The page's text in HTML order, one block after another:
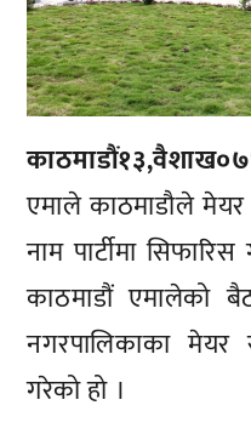
एमाले काठमाडौले
नाम पार्टीमा
काठमाडौं एमालेको
नगरपालिकाका
गरेको हो ।